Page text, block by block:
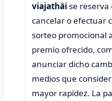
viajathäi se reserva
cancelar o efectuar
sorteo promocional
premio ofrecido,
anunciar dicho
medios que
mayor rapidez. La